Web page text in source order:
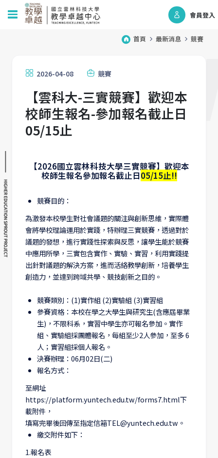
會員登入
首頁 最新消息 競賽
2026-04-08 競賽
【雲科大-三實競賽】歡迎本
校師生報名-參加報名截止日
05/15止
【2026國立雲林科技大學三實競賽】歡迎本
校師生報名參加報名截止日05/15止!!
競賽目的：
為激發本校學生對社會議題的關注與創新思維，實際體
會將學校理論運用於實踐，特辦理三實競賽，透過對於
議題的發想，進行實踐性探索與反思，讓學生能於競賽
中應用所學，三實包含實作、實驗、實習，利用實踐提
出針對議題的解決方案，進而活絡教學創新，培養學生
創造力，並達到跨域共學、競技創新之目的。
競賽類別：(1)實作組 (2)實驗組 (3)實習組
參賽資格：本校在學之大學生與研究生(含應屆畢業
生)，不限科系，實習中學生亦可報名參加。實作
組、實驗組採團體報名，每組至少2人參加，至多 6
人；實習組採個人報名。
決賽辦理：06月02日(二)
報名方式：
至網址
https://platform.yuntech.edu.tw/forms7.html下
載附件，
填寫完畢後回傳至指定信箱TEL@yuntech.edu.tw。
繳交附件如下：
1.報名表